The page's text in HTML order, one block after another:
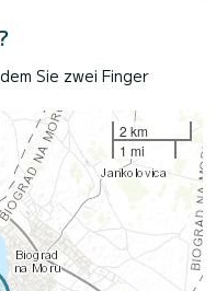
Sie zwei Finger
2 km
1 mi